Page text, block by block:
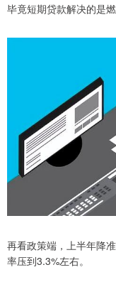
毕竟短期贷款解决的是
再看政策端，上半年降
率压到3.3%左右。